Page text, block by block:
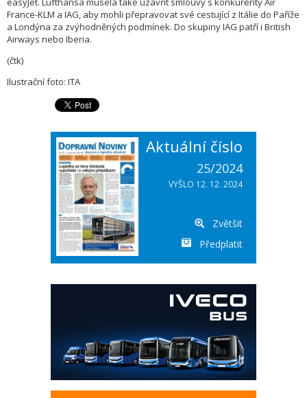
France-KLM a IAG, aby mohli přepravovat své cestující z Itálie do Paříže
a Londýna za zvýhodněných podmínek. Do skupiny IAG patří i British
Airways nebo Iberia.
(čtk)
Ilustrační foto: ITA
Aktuální číslo
25/2024
VYŠLO 12. 12. 2024
Zvětšit
Předplatit